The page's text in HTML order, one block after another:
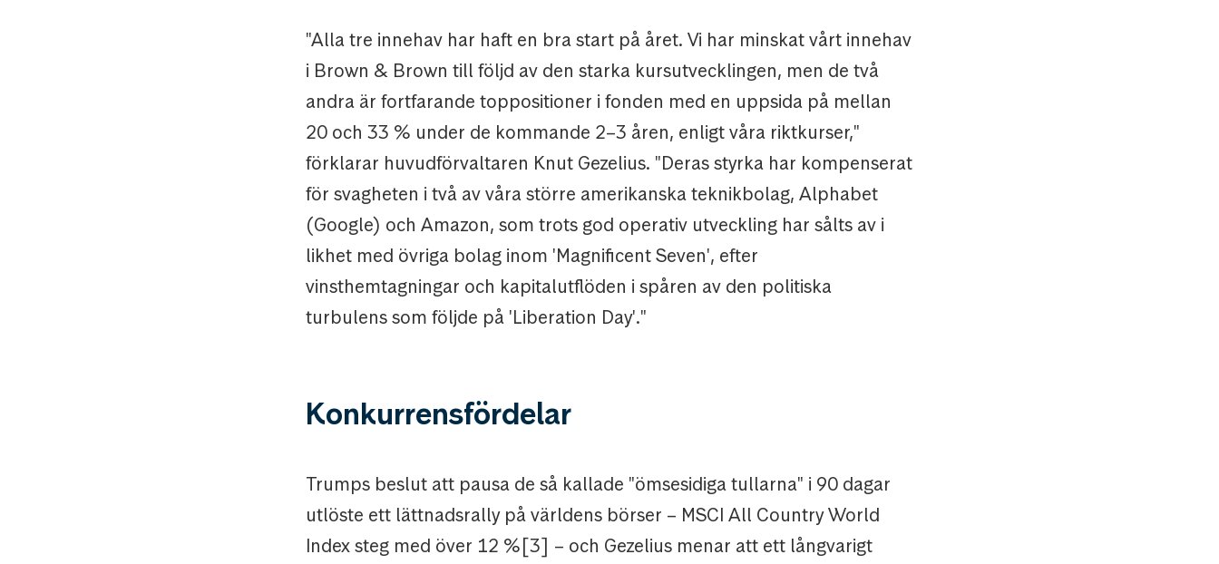
"Alla tre innehav har haft en bra start på året. Vi har minskat vårt innehav
i Brown & Brown till följd av den starka kursutvecklingen, men de två
andra är fortfarande toppositioner i fonden med en uppsida på mellan
20 och 33 % under de kommande 2–3 åren, enligt våra riktkurser,"
förklarar huvudförvaltaren Knut Gezelius. "Deras styrka har kompenserat
för svagheten i två av våra större amerikanska teknikbolag, Alphabet
(Google) och Amazon, som trots god operativ utveckling har sålts av i
likhet med övriga bolag inom 'Magnificent Seven', efter
vinsthemtagningar och kapitalutflöden i spåren av den politiska
turbulens som följde på 'Liberation Day'."
Konkurrensfördelar
Trumps beslut att pausa de så kallade "ömsesidiga tullarna" i 90 dagar
utlöste ett lättnadsrally på världens börser – MSCI All Country World
Index steg med över 12 %[3] – och Gezelius menar att ett långvarigt